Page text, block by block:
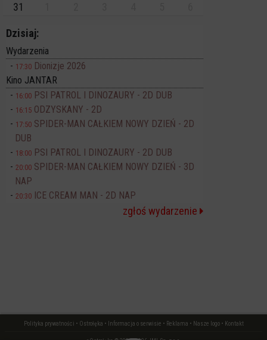
31
Dzisiaj:
Wydarzenia
17:30 Dionizje 2026
Kino JANTAR
16:00 PSI PATROL I DINOZAURY - 2D DUB
16:15 ODZYSKANY - 2D
17:50 SPIDER-MAN CAŁKIEM NOWY DZIEŃ - 2D
DUB
18:00 PSI PATROL I DINOZAURY - 2D DUB
20:00 SPIDER-MAN CAŁKIEM NOWY DZIEŃ - 3D
NAP
20:30 ICE CREAM MAN - 2D NAP
zgłoś wydarzenie
Polityka prywatności • Ostrołęka • Informacja o serwisie • Reklama • Nasze logo• Kontakt